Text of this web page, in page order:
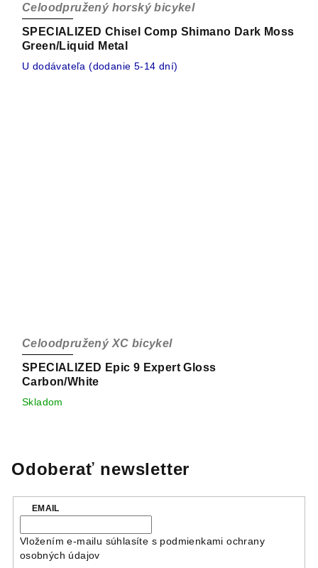
SPECIALIZED Chisel Comp Shimano Dark Moss
Green/Liquid Metal
Celoodpružený horský bicykel
U dodávateľa (dodanie 5-14 dní)
SPECIALIZED Epic 9 Expert Gloss
Carbon/White
Celoodpružený XC bicykel
Skladom
Odoberať newsletter
EMAIL
Vložením e-mailu súhlasíte s podmienkami ochrany
osobných údajov